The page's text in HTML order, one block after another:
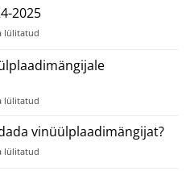
2025
lülitatud
lülitatud
vinüülplaadimängijat?
lülitatud